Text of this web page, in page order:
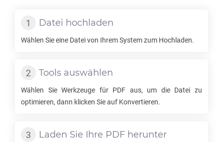
Datei hochladen
Wählen Sie eine Datei von Ihrem System zum Hochladen.
Tools auswählen
Wählen Sie Werkzeuge für PDF aus, um die Datei zu
optimieren, dann klicken Sie auf Konvertieren.
Laden Sie Ihre PDF herunter